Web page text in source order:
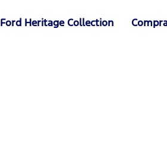
Ford Heritage Collection